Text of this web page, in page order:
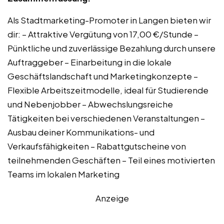
Als Stadtmarketing-Promoter in Langen bieten wir
dir: – Attraktive Vergütung von 17,00 €/Stunde –
Pünktliche und zuverlässige Bezahlung durch unsere
Auftraggeber – Einarbeitung in die lokale
Geschäftslandschaft und Marketingkonzepte –
Flexible Arbeitszeitmodelle, ideal für Studierende
und Nebenjobber – Abwechslungsreiche
Tätigkeiten bei verschiedenen Veranstaltungen –
Ausbau deiner Kommunikations- und
Verkaufsfähigkeiten – Rabattgutscheine von
teilnehmenden Geschäften – Teil eines motivierten
Teams im lokalen Marketing
Anzeige